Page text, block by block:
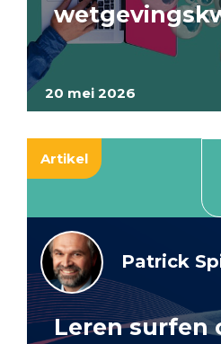
20 mei 2026
Artikel
Patrick
Leren surfen